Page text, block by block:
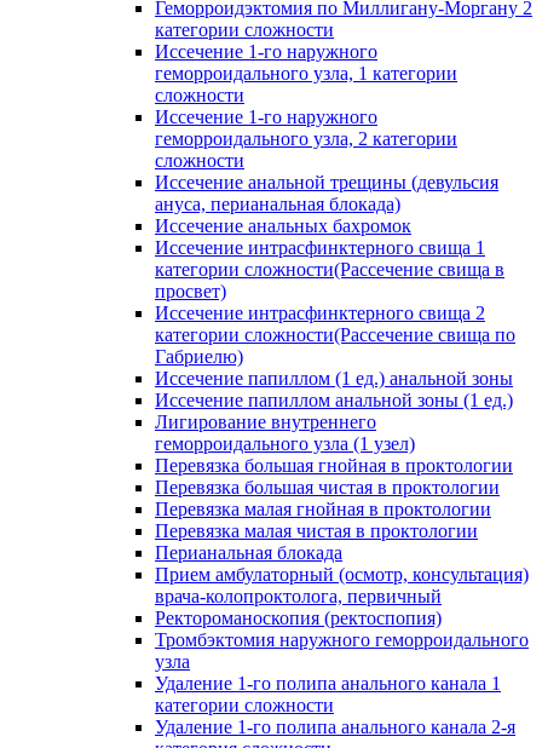
Геморроидэктомия по Миллигану-Моргану 2
категории сложности
Иссечение 1-го наружного
геморроидального узла, 1 категории
сложности
Иссечение 1-го наружного
геморроидального узла, 2 категории
сложности
Иссечение анальной трещины (девульсия
ануса, перианальная блокада)
Иссечение анальных бахромок
Иссечение интрасфинктерного свища 1
категории сложности(Рассечение свища в
просвет)
Иссечение интрасфинктерного свища 2
категории сложности(Рассечение свища по
Габриелю)
Иссечение папиллом (1 ед.) анальной зоны
Иссечение папиллом анальной зоны (1 ед.)
Лигирование внутреннего
геморроидального узла (1 узел)
Перевязка большая гнойная в проктологии
Перевязка большая чистая в проктологии
Перевязка малая гнойная в проктологии
Перевязка малая чистая в проктологии
Перианальная блокада
Прием амбулаторный (осмотр, консультация)
врача-колопроктолога, первичный
Ректороманоскопия (ректоспопия)
Тромбэктомия наружного геморроидального
узла
Удаление 1-го полипа анального канала 1
категории сложности
Удаление 1-го полипа анального канала 2-я